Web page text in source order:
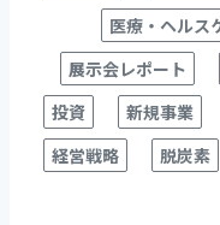
医療・ヘルス
展示会レポート
投資
新規事業
経営戦略
脱炭素